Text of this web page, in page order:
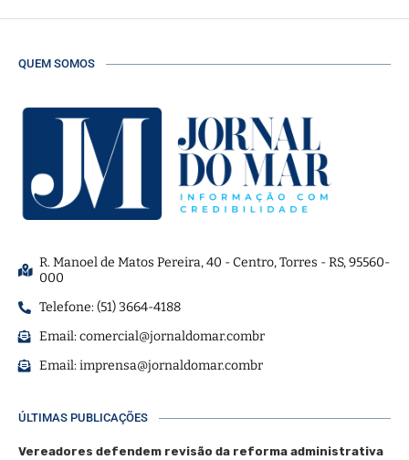
QUEM SOMOS
R. Manoel de Matos Pereira, 40 - Centro, Torres - RS, 95560-
000
Telefone: (51) 3664-4188
Email:comercial@jornaldomar.combr
Email:imprensa@jornaldomar.combr
ÚLTIMAS PUBLICAÇÕES
Vereadores defendem revisão da reforma administrativa